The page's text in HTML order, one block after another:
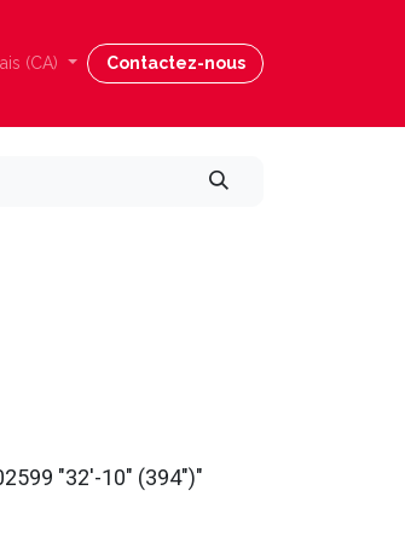
Blog Aide
(CA) Contactez-nous
"32'-10" (394")"